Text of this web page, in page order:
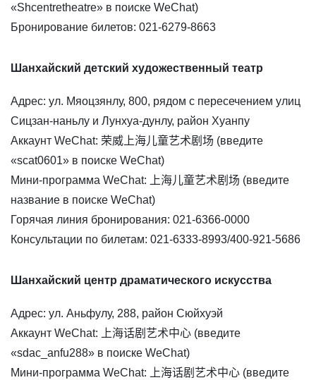
«Shcentretheatre» в поиске WeChat)
Бронирование билетов: 021-6279-8663
Шанхайский детский художественный театр
Адрес: ул. Мяоцзянлу, 800, рядом с пересечением улиц
Сицзан-наньлу и Лунхуа-дунлу, район Хуанпу
Аккаунт WeChat: 荣威上海儿童艺术剧场 (введите
«scat0601» в поиске WeChat)
Мини-программа WeChat: 上海儿童艺术剧场 (введите
название в поиске WeChat)
Горячая линия бронирования: 021-6366-0000
Консультации по билетам: 021-6333-8993/400-921-5686
Шанхайский центр драматического искусства
Адрес: ул. Аньфулу, 288, район Сюйхуэй
Аккаунт WeChat: 上海话剧艺术中心 (введите
«sdac_anfu288» в поиске WeChat)
Мини-программа WeChat: 上海话剧艺术中心 (введите